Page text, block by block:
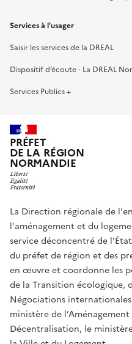
Services à l’usager
Saisir les services de la DREAL
Dispositif d’écoute - La DREAL
Services Publics +
PRÉFET
DE LA RÉGION
NORMANDIE
La Direction régionale de
l'aménagement et du
service déconcentré de
du préfet de région et des
en œuvre et coordonne les
de la Transition écologique,
Négociations
ministère de
Décentralisation, le